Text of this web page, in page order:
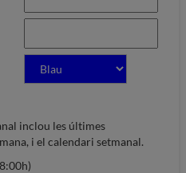
inclou les últimes
i el calendari setmanal.